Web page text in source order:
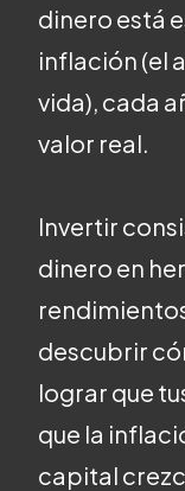
dinero está
inflación (el
vida), cada
valor real.
Invertir
dinero en
descubrir
lograr que
que la
capital